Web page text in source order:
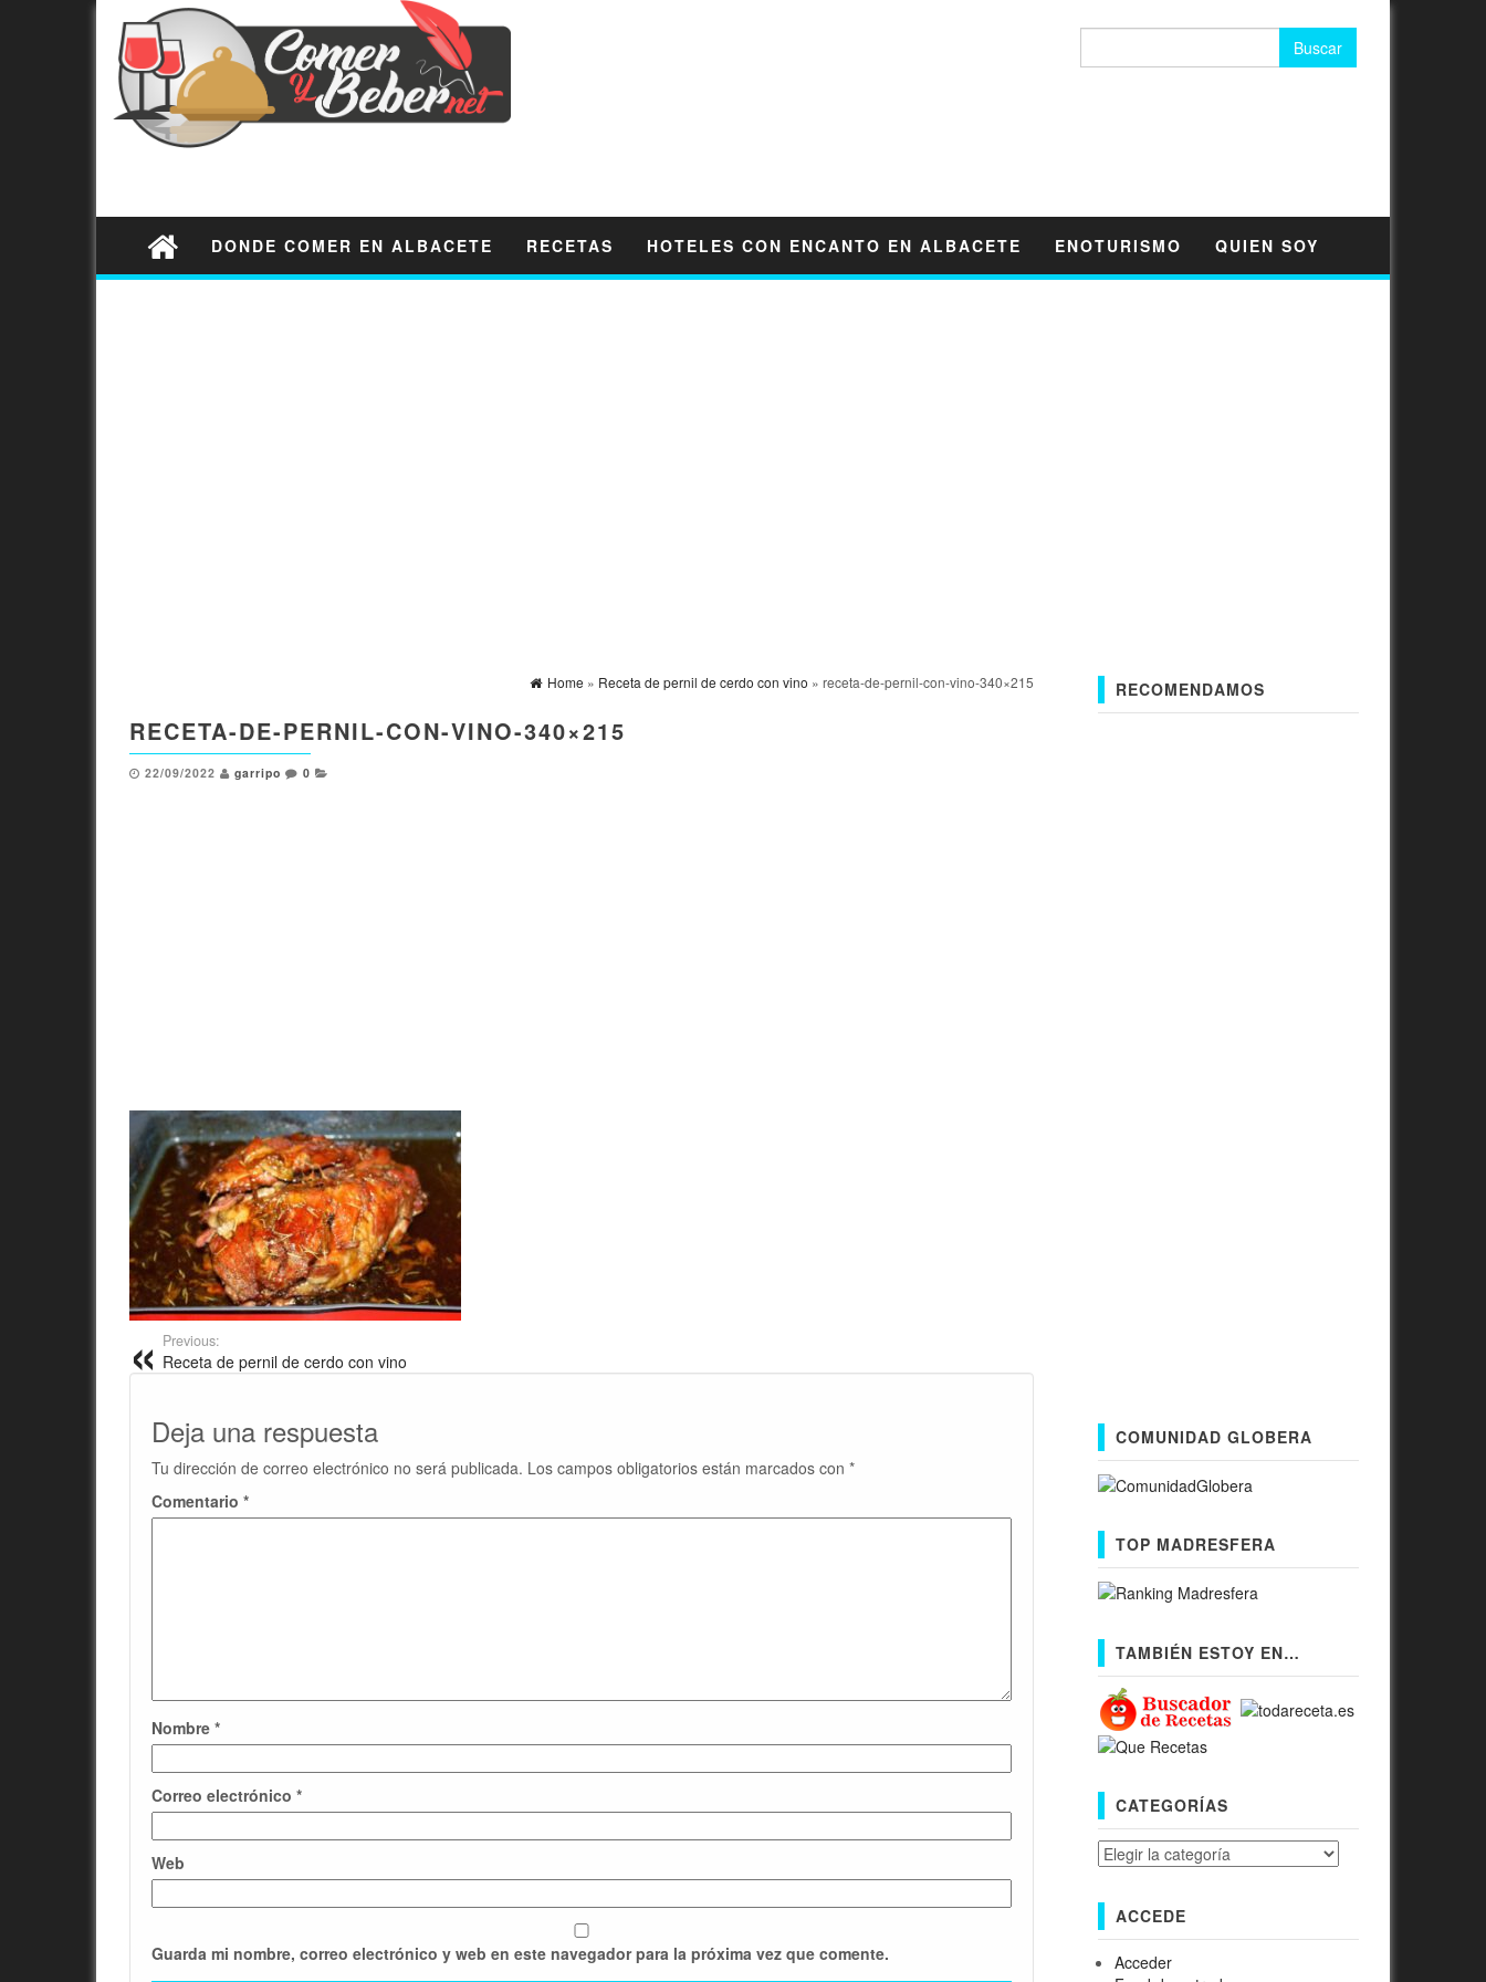
DONDE COMER EN ALBACETE RECETAS HOTELES CON ENCANTO EN ALBACETE ENOTURISMO QUIEN SOY
Home » Receta de pernil de cerdo con vino » receta-de-pernil-con-vino-340×215
RECETA-DE-PERNIL-CON-VINO-340×215
22/09/2022 garripo 0
Previous:
Receta de pernil de cerdo con vino
Deja una respuesta
Tu dirección de correo electrónico no será publicada. Los campos obligatorios están marcados con *
Comentario *
Nombre *
Correo electrónico *
Web
Guarda mi nombre, correo electrónico y web en este navegador para la próxima vez que comente.
RECOMENDAMOS
COMUNIDAD GLOBERA
TOP MADRESFERA
TAMBIÉN ESTOY EN…
CATEGORÍAS
Categorías
ACCEDE
Acceder